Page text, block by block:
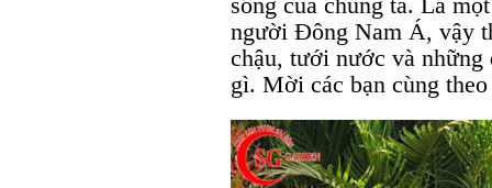
người Đông Nam Á, vậy
chậu, tưới nước và những
gì. Mời các bạn cùng